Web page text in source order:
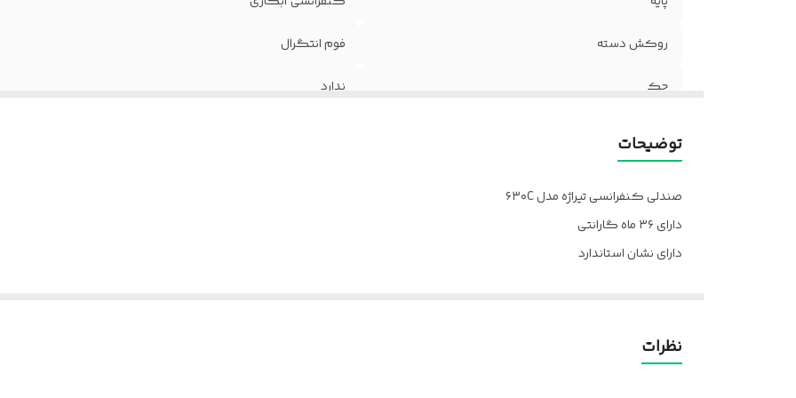
روکش دسته فوم انتگرال
جک ندارد
ضمانت
مکانیزم
دسته
توضیحات
صندلی کنفرانسی تیراژه مدل ۶۳۰C
دارای ۳۶ ماه گارانتی
دارای نشان استاندارد
پالونیا برای خانه، برای محل کار
نظرات